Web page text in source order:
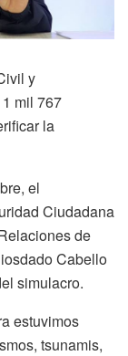
y
mil 767
la
el
Ciudadana
de
Cabello
simulacro.
estuvimos
tsunamis,